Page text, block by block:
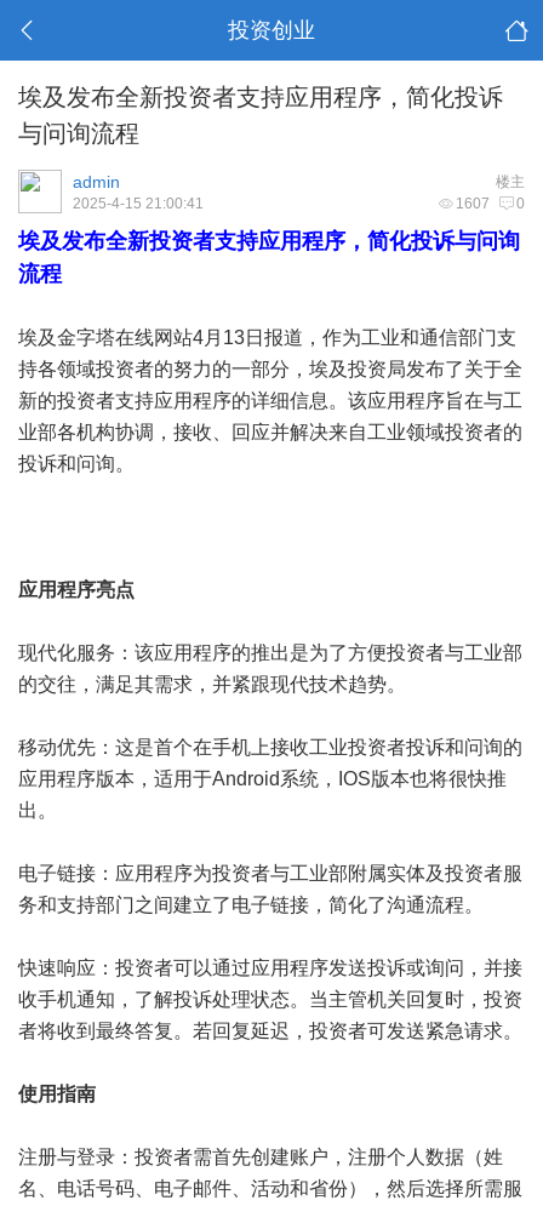
投资创业
埃及发布全新投资者支持应用程序，简化投诉
与问询流程
楼主
admin
1607 0
2025-4-15 21:00:41
埃及发布全新投资者支持应用程序，简化投诉与问询
流程
埃及金字塔在线网站4月13日报道，作为工业和通信部门支
持各领域投资者的努力的一部分，埃及投资局发布了关于全
新的投资者支持应用程序的详细信息。该应用程序旨在与工
业部各机构协调，接收、回应并解决来自工业领域投资者的
投诉和问询。
应用程序亮点‌
现代化服务‌：该应用程序的推出是为了方便投资者与工业部
的交往，满足其需求，并紧跟现代技术趋势。
‌移动优先‌：这是首个在手机上接收工业投资者投诉和问询的
应用程序版本，适用于Android系统，IOS版本也将很快推
出。‌
电子链接‌：应用程序为投资者与工业部附属实体及投资者服
务和支持部门之间建立了电子链接，简化了沟通流程。‌
快速响应‌：投资者可以通过应用程序发送投诉或询问，并接
收手机通知，了解投诉处理状态。当主管机关回复时，投资
者将收到最终答复。若回复延迟，投资者可发送紧急请求。
使用指南‌
注册与登录‌：投资者需首先创建账户，注册个人数据（姓
名、电话号码、电子邮件、活动和省份），然后选择所需服